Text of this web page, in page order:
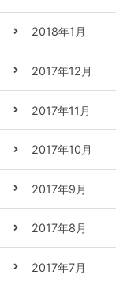
2018年1月
2017年12月
2017年11月
2017年10月
2017年9月
2017年8月
2017年7月